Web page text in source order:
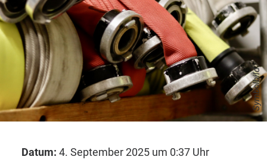
Suche
Symbolbild
Datum: 4. September 2025 um 0:37 Uhr